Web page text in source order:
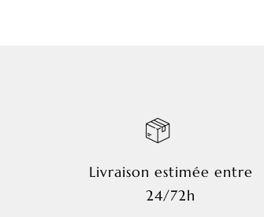
Livraison estimée entre
24/72h